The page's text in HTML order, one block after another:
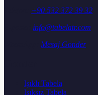
+90 532 372 39 32
info@tabelatr.com
Mesaj Gonder
Işıklı Tabela
Işıksız Tabela